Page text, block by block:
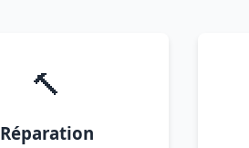
🔨
Réparation